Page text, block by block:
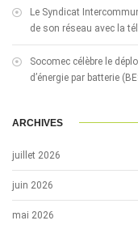
Le Syndicat
de son réseau avec la
Socomec célèbre le
d’énergie par batterie
ARCHIVES
juillet 2026
juin 2026
mai 2026